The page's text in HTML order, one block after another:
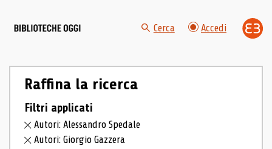
Cerca Accedi
Raffina la ricerca
Filtri applicati
Autori: Alessandro Spedale
Autori: Giorgio Gazzera